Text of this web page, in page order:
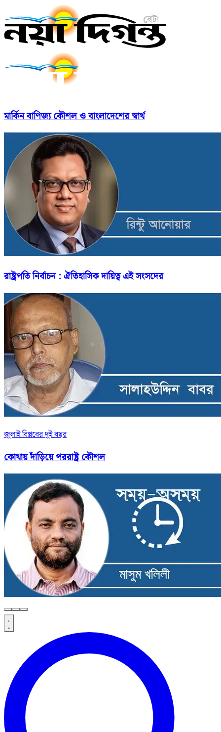
মার্কিন বাণিজ্য কৌশল ও বাংলাদেশের স্বার্থ
রাষ্ট্রপতি নির্বাচন : ঐতিহাসিক দায়িত্ব এই সংসদের
জুলাই বিপ্লবের দুই বছর
কোথায় দাঁড়িয়ে পররাষ্ট্র কৌশল